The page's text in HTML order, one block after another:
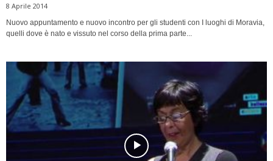
8 Aprile 2014
Nuovo appuntamento e nuovo incontro per gli studenti con I luoghi di Moravia,
quelli dove è nato e vissuto nel corso della prima parte...